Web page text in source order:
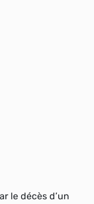
le décès d’un